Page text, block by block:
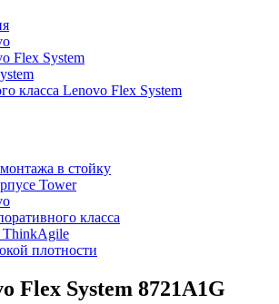
Flex System
класса Lenovo Flex System
в стойку
Tower
класса
ThinkAgile
плотности
Flex System 8721A1G